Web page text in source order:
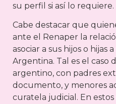
su perfil si así lo requiere.
Cabe destacar que
ante el Renaper la
asociar a sus hijos o hijas
Argentina. Tal es el caso
argentino, con padres
documento, y menores
curatela judicial. En estos